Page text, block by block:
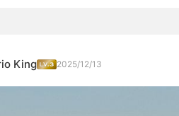
King 2025/12/13